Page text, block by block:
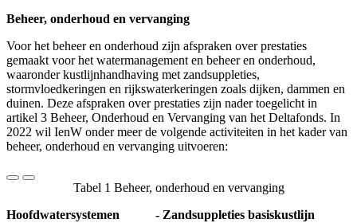
Beheer, onderhoud en vervanging
Voor het beheer en onderhoud zijn afspraken over prestaties
gemaakt voor het watermanagement en beheer en onderhoud,
waaronder kustlijnhandhaving met zandsuppleties,
stormvloedkeringen en rijkswaterkeringen zoals dijken, dammen en
duinen. Deze afspraken over prestaties zijn nader toegelicht in
artikel 3 Beheer, Onderhoud en Vervanging van het Deltafonds. In
2022 wil IenW onder meer de volgende activiteiten in het kader van
beheer, onderhoud en vervanging uitvoeren:
Tabel 1 Beheer, onderhoud en vervanging
Hoofdwatersystemen
- Zandsuppleties basiskustlijn